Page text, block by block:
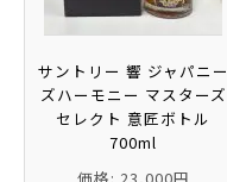
サントリー 響 ジャパニー
ズハーモニー マスターズ
セレクト 意匠ボトル
700ml